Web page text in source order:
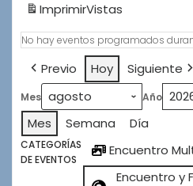
ImprimirVistas
No hay eventos programados
Previo Hoy Siguiente
Mes Año
Mes Semana Día
CATEGORÍAS
DE EVENTOS
Encuentro
Encuentro y